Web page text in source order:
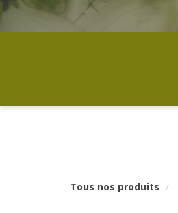
Tous nos produits